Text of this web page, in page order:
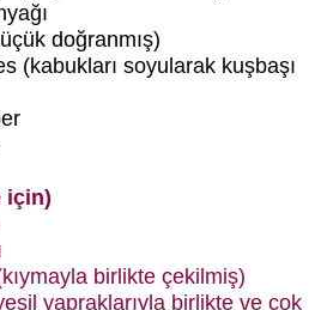
doğranmış)
(kabukları soyularak kuşbaşı
için)
birlikte çekilmiş)
yapraklarıyla birlikte ve çok